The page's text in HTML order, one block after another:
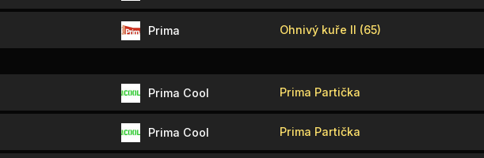
Prima Ohnivý kuře II (65)
Prima Cool Prima Partička
Prima Cool Prima Partička